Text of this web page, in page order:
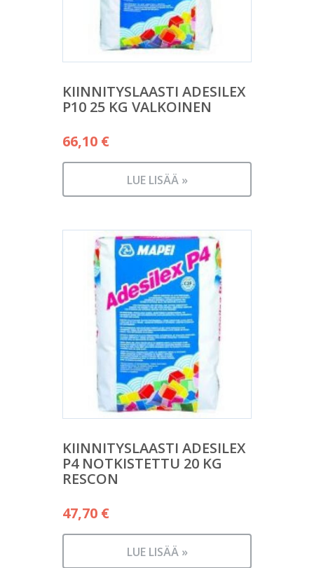
KIINNITYSLAASTI ADESILEX
P10 25 KG VALKOINEN
66,10 €
LUE LISÄÄ »
KIINNITYSLAASTI ADESILEX
P4 NOTKISTETTU 20 KG
RESCON
47,70 €
LUE LISÄÄ »